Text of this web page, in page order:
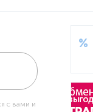
с вами и